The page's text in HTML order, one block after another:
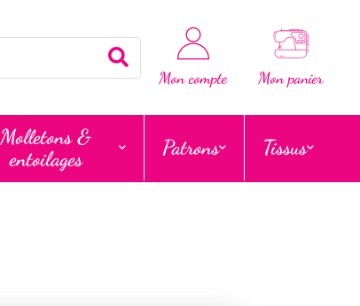
Rechercher
Mon compte Mon panier
Molletons &
entoilages
Patrons Tissus